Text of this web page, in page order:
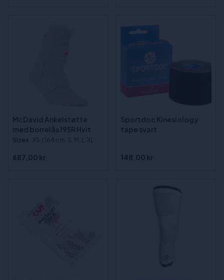
McDavid Ankelstøtte
med borrelås 195R Hvit
Sizes :XS / 164 cm, S, M, L, XL
687,00 kr
Sportdoc Kinesiology
tape svart
148,00 kr